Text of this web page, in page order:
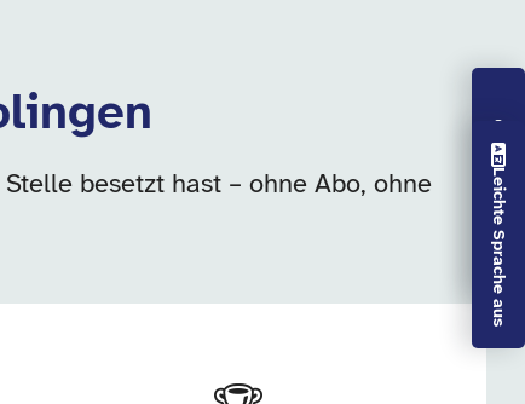
Vorlesen aus
Leichte Sprache aus
besetzt hast – ohne Abo, ohne